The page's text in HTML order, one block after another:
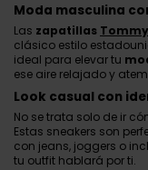
Moda masculina
Las zapatillas
clásico estilo
ideal para elevar tu
ese aire relajado y
Look casual con
No se trata solo de ir
Estas sneakers son
con jeans, joggers o
tu outfit hablará por ti.